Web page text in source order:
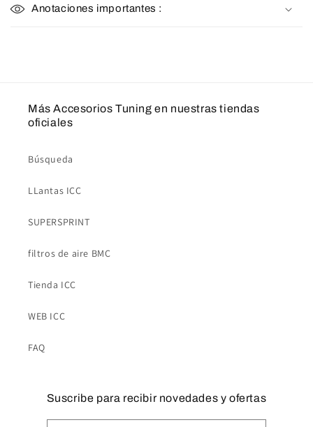
Anotaciones importantes :
Más Accesorios Tuning en nuestras tiendas
oficiales
Búsqueda
LLantas ICC
SUPERSPRINT
filtros de aire BMC
Tienda ICC
WEB ICC
FAQ
Suscribe para recibir novedades y ofertas